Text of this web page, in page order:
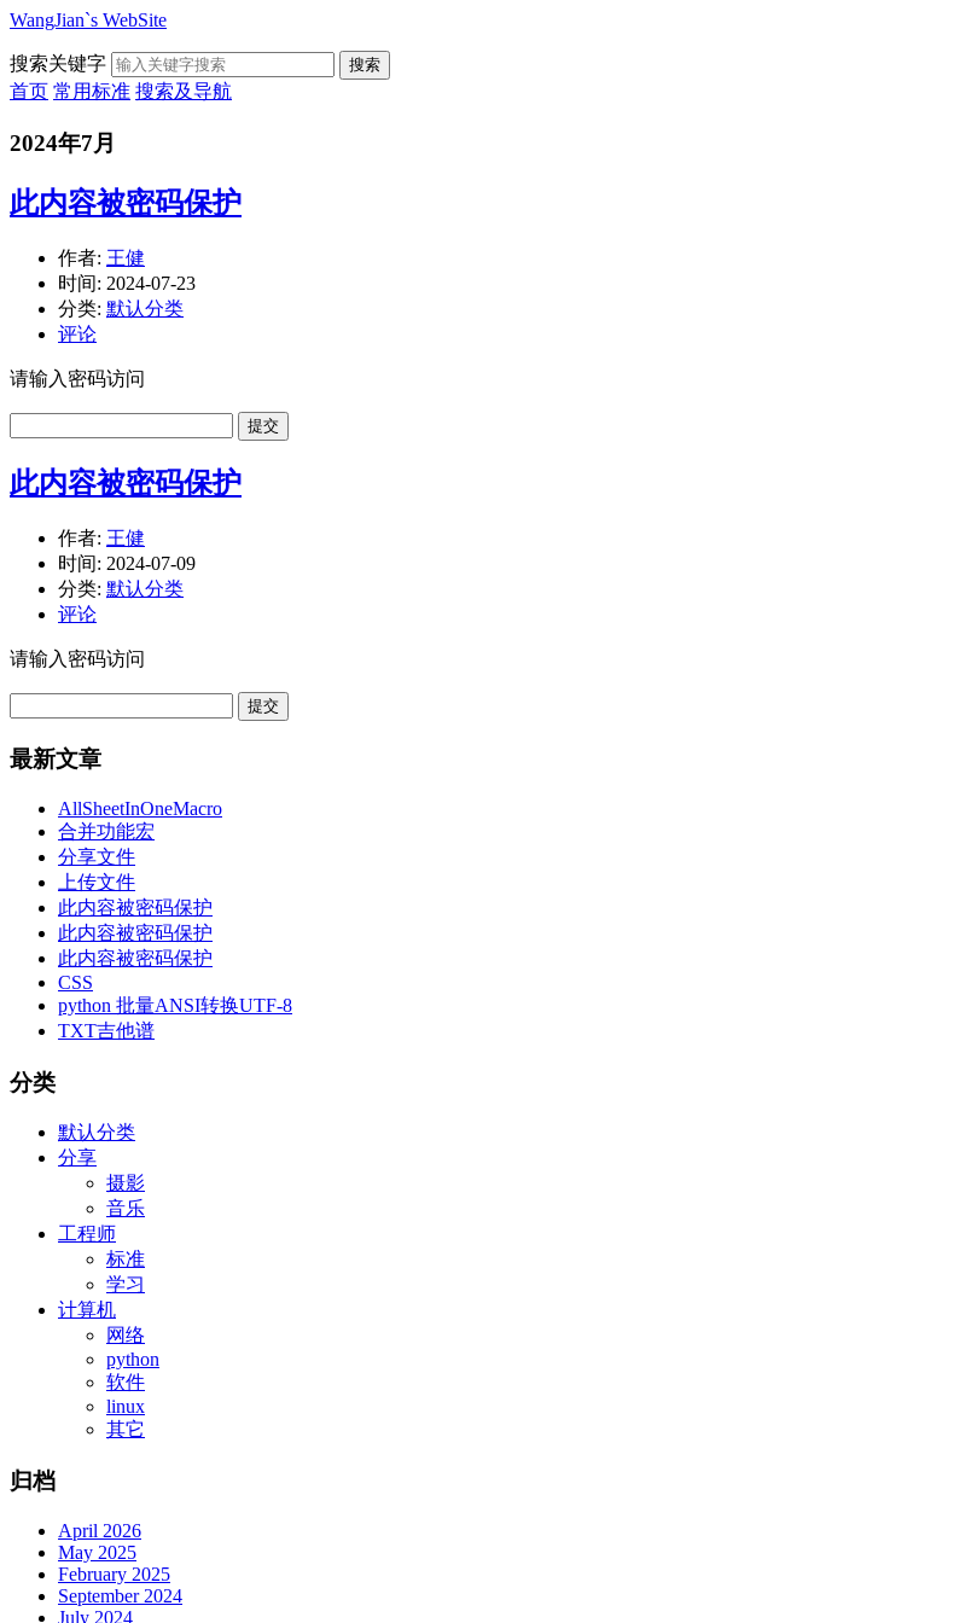
WangJian`s WebSite
搜索关键字 搜索
首页 常用标准 搜索及导航
2024年7月
此内容被密码保护
作者: 王健
时间: 2024-07-23
分类: 默认分类
评论
请输入密码访问
此内容被密码保护
作者: 王健
时间: 2024-07-09
分类: 默认分类
评论
请输入密码访问
最新文章
AllSheetInOneMacro
合并功能宏
分享文件
上传文件
此内容被密码保护
此内容被密码保护
此内容被密码保护
CSS
python 批量ANSI转换UTF-8
TXT吉他谱
分类
默认分类
分享
摄影
音乐
工程师
标准
学习
计算机
网络
python
软件
linux
其它
归档
April 2026
May 2025
February 2025
September 2024
July 2024